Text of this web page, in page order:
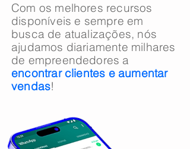
Com os melhores recursos
disponíveis e sempre em
busca de atualizações, nós
ajudamos diariamente milhares
de empreendedores a
encontrar clientes e aumentar
vendas!